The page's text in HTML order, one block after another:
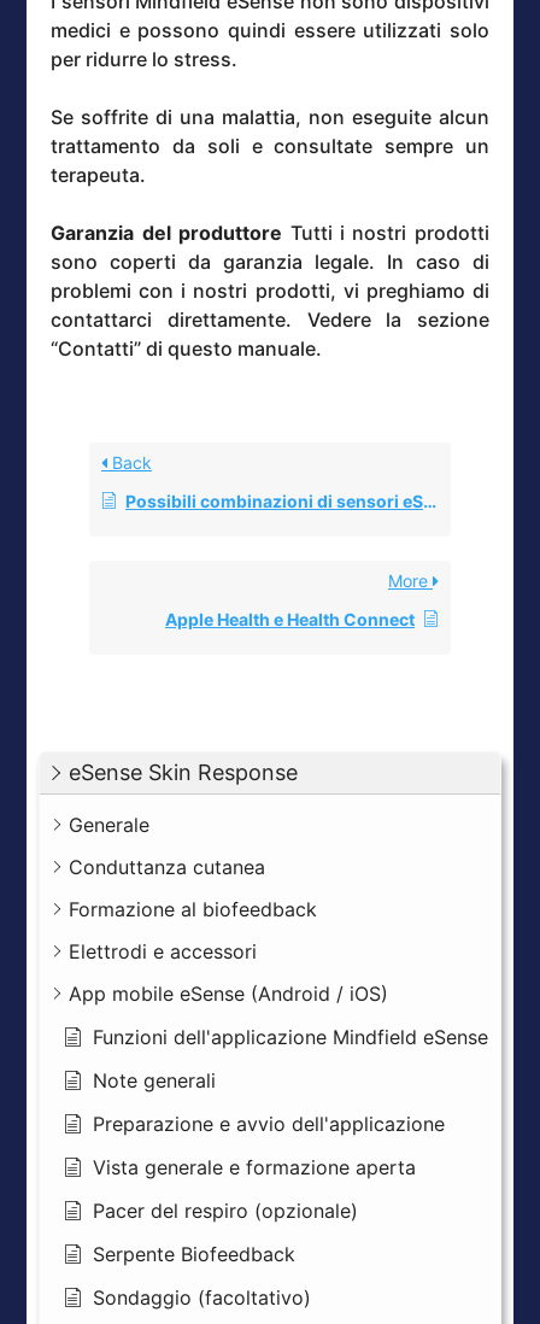
eSense Skin Response
Generale
Conduttanza cutanea
Formazione al biofeedback
Elettrodi e accessori
App mobile eSense (Android / iOS)
Funzioni dell'applicazione Mindfield eSense
Note generali
Preparazione e avvio dell'applicazione
Vista generale e formazione aperta
Pacer del respiro (opzionale)
Serpente Biofeedback
Sondaggio (facoltativo)
medici e possono quindi essere utilizzati solo
per ridurre lo stress.
Se soffrite di una malattia, non eseguite alcun
trattamento da soli e consultate sempre un
terapeuta.
Garanzia del produttore Tutti i nostri prodotti
sono coperti da garanzia legale. In caso di
problemi con i nostri prodotti, vi preghiamo di
contattarci direttamente. Vedere la sezione
“Contatti” di questo manuale.
Back
Possibili combinazioni di sensori eSense & Feedback combinato
More
Apple Health e Health Connect